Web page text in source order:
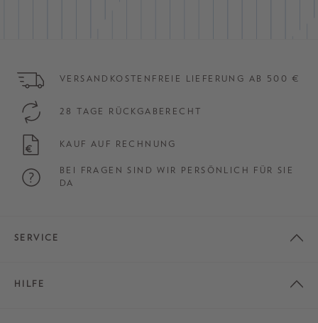
VERSANDKOSTENFREIE LIEFERUNG AB 500 €
28 TAGE RÜCKGABERECHT
KAUF AUF RECHNUNG
BEI FRAGEN SIND WIR PERSÖNLICH FÜR SIE
DA
SERVICE
HILFE